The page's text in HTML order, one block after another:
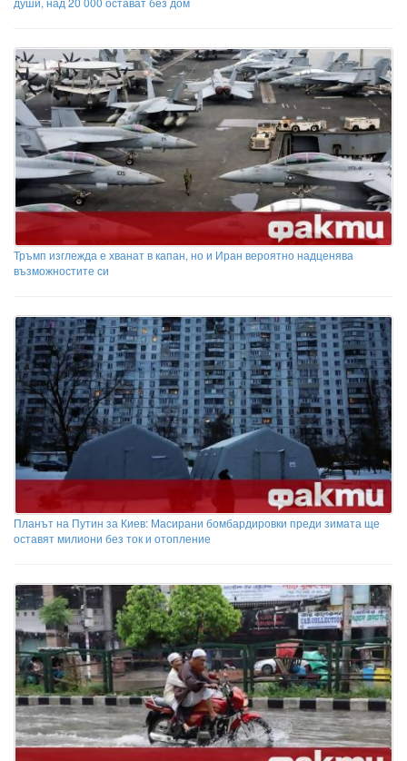
Тръмп изглежда е хванат в капан, но и Иран вероятно надценява
възможностите си
Планът на Путин за Киев: Масирани бомбардировки преди зимата ще
оставят милиони без ток и отопление